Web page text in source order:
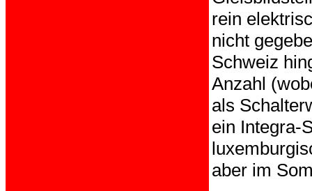
rein
nicht
Schweiz
Anzahl
als
ein Integra-
aber im